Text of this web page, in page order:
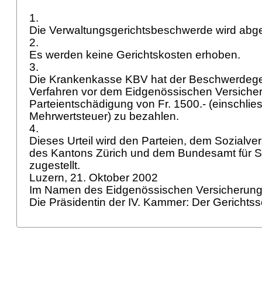
1.
Die Verwaltungsgerichtsbeschwerde wird
2.
Es werden keine Gerichtskosten erhoben.
3.
Die Krankenkasse KBV hat der
Verfahren vor dem Eidgenössischen
Parteientschädigung von Fr. 1500.-
Mehrwertsteuer) zu bezahlen.
4.
Dieses Urteil wird den Parteien, dem
des Kantons Zürich und dem Bundesamt für
zugestellt.
Luzern, 21. Oktober 2002
Im Namen des Eidgenössischen
Die Präsidentin der IV. Kammer: Der